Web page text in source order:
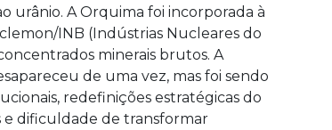
urânio. A Orquima foi incorporada à
INB (Indústrias Nucleares do
minerais brutos. A
de uma vez, mas foi sendo
redefinições estratégicas do
e dificuldade de transformar